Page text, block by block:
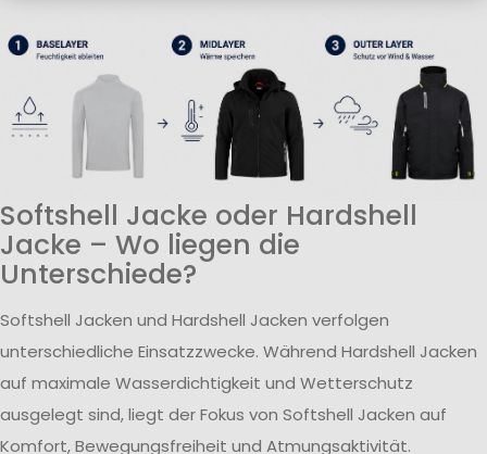
Softshell Jacke oder Hardshell
Jacke – Wo liegen die
Unterschiede?
Softshell Jacken und Hardshell Jacken verfolgen
unterschiedliche Einsatzzwecke. Während Hardshell Jacken
auf maximale Wasserdichtigkeit und Wetterschutz
ausgelegt sind, liegt der Fokus von Softshell Jacken auf
Komfort, Bewegungsfreiheit und Atmungsaktivität.